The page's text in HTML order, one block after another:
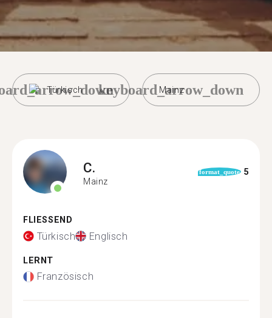
Türkisch Mainz
keyboard_arrow_down
C.
Mainz
format_quote 5
FLIESSEND
Türkisch Englisch
LERNT
Französisch